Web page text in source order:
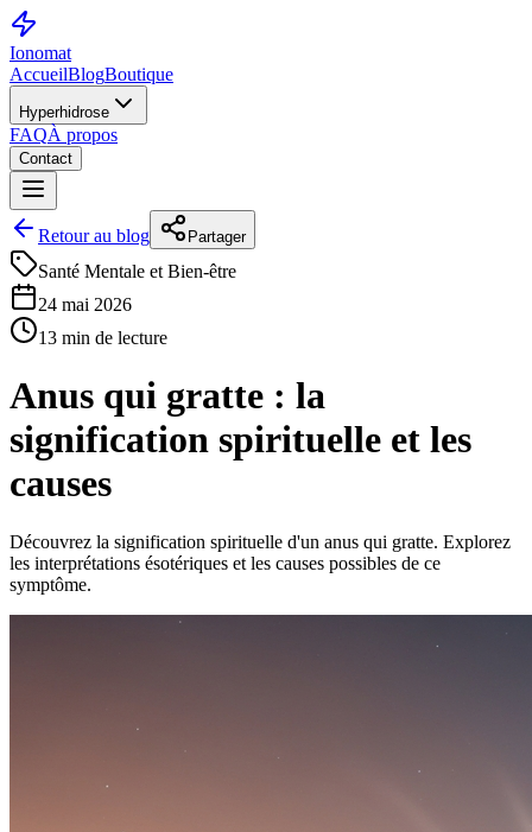
Ionomat
AccueilBlogBoutique
Hyperhidrose
FAQÀ propos
Contact
Retour au blog Partager
Santé Mentale et Bien-être
24 mai 2026
13 min de lecture
Anus qui gratte : la
signification spirituelle et les
causes
Découvrez la signification spirituelle d'un anus qui gratte. Explorez
les interprétations ésotériques et les causes possibles de ce
symptôme.